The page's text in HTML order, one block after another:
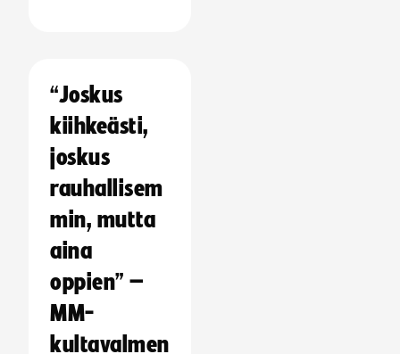
“Joskus
kiihkeästi,
joskus
rauhallisem
min, mutta
aina
oppien” –
MM-
kultavalmen